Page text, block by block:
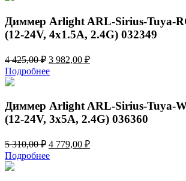
425,00 ₽.
Диммер Arlight ARL-Sirius-Tuya-
(12-24V, 4x1.5A, 2.4G) 032349
4 425,00₽ Первоначальная
цена
составляла
425,00 ₽.
3 982,00 ₽Текущая
Подробнее
Диммер Arlight ARL-Sirius-Tuya-
(12-24V, 3x5A, 2.4G) 036360
5 310,00₽ Первоначальная
цена
составляла
4 779,00 ₽Текущая
Подробнее